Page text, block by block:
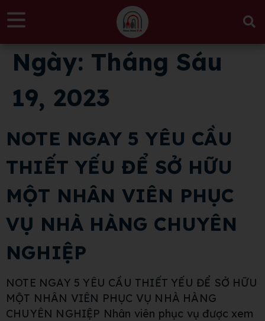
Ngày: Tháng Sáu
19, 2023
NOTE NGAY 5 YÊU CẦU
THIẾT YẾU ĐỂ SỞ HỮU
MỘT NHÂN VIÊN PHỤC
VỤ NHÀ HÀNG CHUYÊN
NGHIỆP
NOTE NGAY 5 YÊU CẦU THIẾT YẾU ĐỂ SỞ HỮU
MỘT NHÂN VIÊN PHỤC VỤ NHÀ HÀNG
CHUYÊN NGHIỆP Nhân viên phục vụ được xem